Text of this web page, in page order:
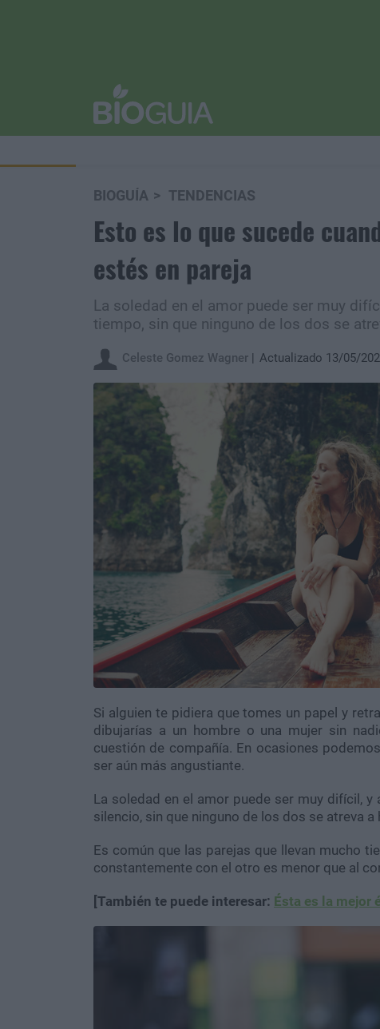
BIOGUÍA TENDENCIAS
Esto es lo que sucede
estés en pareja
La soledad en el amor puede ser muy
tiempo, sin que ninguno de los dos se
Celeste Gomez Wagner Actualizado 13/05/
Si alguien te pidiera que tomes un papel y
dibujarías a un hombre o una mujer sin
cuestión de compañía. En ocasiones
ser aún más angustiante.
La soledad en el amor puede ser muy difícil,
silencio, sin que ninguno de los dos se atreva a
Es común que las parejas que llevan mucho
constantemente con el otro es menor que al
[También te puede interesar: Ésta es la mejor